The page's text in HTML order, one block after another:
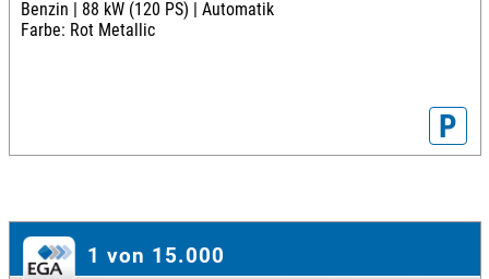
Benzin | 88 kW (120 PS) | Automatik
Farbe: Rot Metallic
P
1 von 15.000